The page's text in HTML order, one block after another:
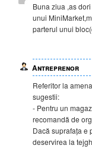
Buna ziua ,as
unui
parterul unui
Antreprenor
Referitor la
sugestii:
- Pentru un
recomandă de
Dacă suprafața e
deservirea la